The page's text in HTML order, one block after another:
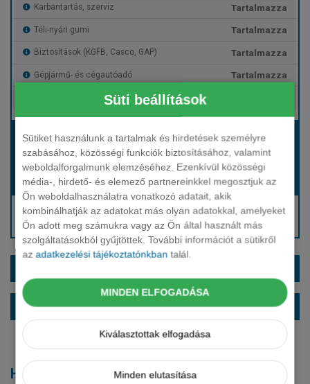
Süti beállítások
Sütiket használunk a tartalmak és hirdetések személyre
szabásához, közösségi funkciók biztosításához, valamint
weboldalforgalmunk elemzéséhez. Ezenkívül közösségi
média-, hirdető- és elemező partnereinkkel megosztjuk az
Ön weboldalhasználatra vonatkozó adatait, akik
kombinálhatják az adatokat más olyan adatokkal, amelyeket
Ön adott meg számukra vagy az Ön által használt más
szolgáltatásokból gyűjtöttek. További információt a sütikről
azadatkezelési tájékoztatónkban talál.
MINDEN ELFOGADÁSA
Kiválasztottak elfogadása
Minden elutasítása
Karbantartás, szerviz Tartalmazza
Téli-nyári gumi Tartalmazza
Biztosítások (KGFB, Casco, GAP) Tartalmazza
Gépjármű- és cégautóadó Tartalmazza
Európai assistance
Bérleti díj:
Hívjon bennünket!
Induló bérleti díj: Hívjon bennünket!
Hívjon: +36 1 888 0088
Kérjen visszahívást!
ALAPFELSZERELTSÉG
Hasonló modellek